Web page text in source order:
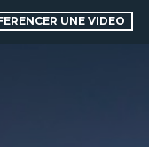
UNE VIDEO